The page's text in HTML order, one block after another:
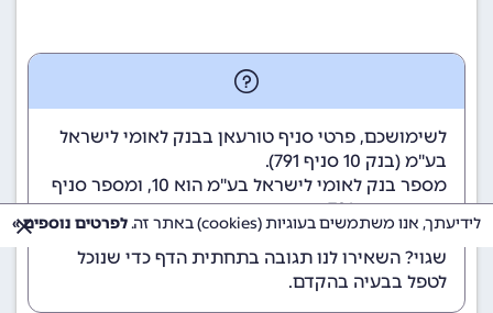
לשימושכם, פרטי סניף טורעאן בבנק לאומי לישראל
בע"מ (בנק 10
סניף 791).
מספר בנק לאומי לישראל בע"מ הוא 10
, ומספר סניף
טורעאן הוא 791.
הנתונים מתעדכנים באופן קבוע. נתקלתם במידע
שגוי? השאירו לנו תגובה בתחתית הדף כדי שנוכל
לטפל בבעיה בהקדם.
לידיעתך, אנו משתמשים בעוגיות (cookies) באתר זה. לפרטים נוספים »